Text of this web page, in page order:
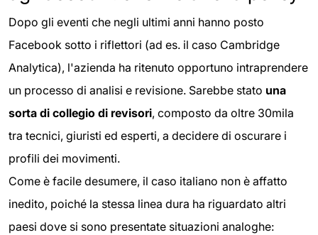
Dopo gli eventi che negli ultimi anni hanno posto
Facebook sotto i riflettori (ad es. il caso Cambridge
Analytica), l'azienda ha ritenuto opportuno intraprendere
un processo di analisi e revisione. Sarebbe stato una
sorta di collegio di revisori, composto da oltre 30mila
tra tecnici, giuristi ed esperti, a decidere di oscurare i
profili dei movimenti.
Come è facile desumere, il caso italiano non è affatto
inedito, poiché la stessa linea dura ha riguardato altri
paesi dove si sono presentate situazioni analoghe: